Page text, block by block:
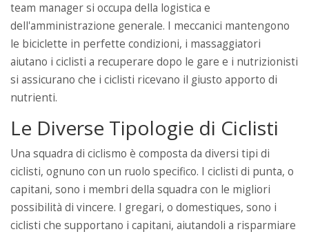
team manager si occupa della logistica e
dell'amministrazione generale. I meccanici mantengono
le biciclette in perfette condizioni, i massaggiatori
aiutano i ciclisti a recuperare dopo le gare e i nutrizionisti
si assicurano che i ciclisti ricevano il giusto apporto di
nutrienti.
Le Diverse Tipologie di Ciclisti
Una squadra di ciclismo è composta da diversi tipi di
ciclisti, ognuno con un ruolo specifico. I ciclisti di punta, o
capitani, sono i membri della squadra con le migliori
possibilità di vincere. I gregari, o domestiques, sono i
ciclisti che supportano i capitani, aiutandoli a risparmiare